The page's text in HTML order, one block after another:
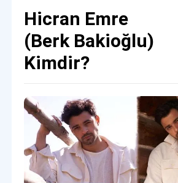
Hicran Emre
(Berk Bakioğlu)
Kimdir?